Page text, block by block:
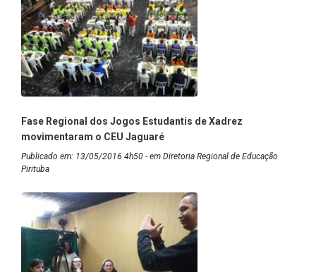
Fase Regional dos Jogos Estudantis de Xadrez
movimentaram o CEU Jaguaré
Publicado em: 13/05/2016 4h50 - em Diretoria Regional de Educação
Pirituba